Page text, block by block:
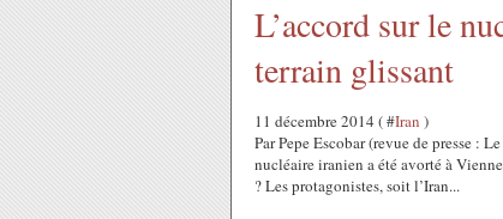
L’accord sur le
terrain glissant
11 décembre 2014 ( #Iran )
Par Pepe Escobar (revue de presse :
nucléaire iranien a été avorté à
? Les protagonistes, soit l’Iran...